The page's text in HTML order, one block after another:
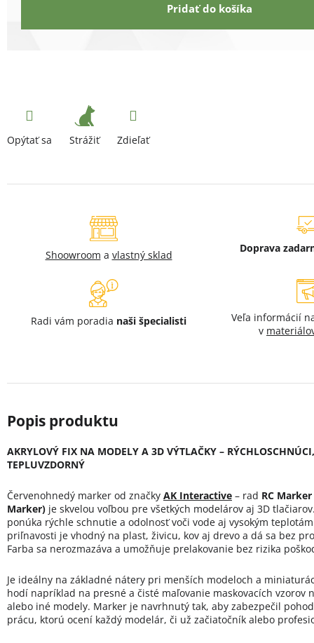
Pridať do košíka
Opýtať sa Strážiť Zdieľať
Shoowroom a vlastný sklad
Doprava
Radi vám poradia naši špecialisti
Veľa informácií
v
AKRYLOVÝ FIX NA MODELY A 3D VÝTLAČKY –
TEPLUVZDORNÝ
Červenohnedý marker od značky AK Interactive – rad RC
Marker) je skvelou voľbou pre všetkých modelárov aj 3D
ponúka rýchle schnutie a odolnosť voči vode aj vysokým
priľnavosti je vhodný na plast, živicu, kov aj drevo a dá sa bez
Farba sa nerozmazáva a umožňuje prelakovanie bez rizika
Je ideálny na základné nátery pri menších modeloch a
hodí napríklad na presné a čisté maľovanie maskovacích vzorov
alebo iné modely. Marker je navrhnutý tak, aby zabezpečil
prácu, ktorú ocení každý modelár, či už začiatočník alebo